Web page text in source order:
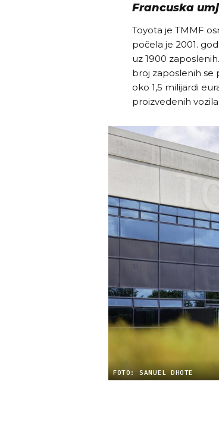
Francuska
Toyota je TMMF
počela je 2001.
uz 1900
broj zaposlenih se
oko 1,5 milijardi
proizvedenih vozila.
FOTO: SAMUEL DHOTE